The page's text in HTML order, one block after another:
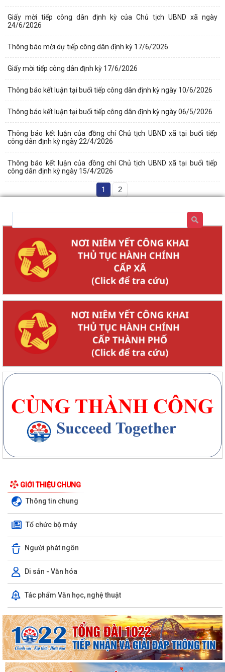
Giấy mời tiếp công dân định kỳ của Chủ tịch UBND xã ngày
24/6/2026
Thông báo mời dự tiếp công dân định kỳ 17/6/2026
Giấy mời tiếp công dân định kỳ 17/6/2026
Thông báo kết luận tại buổi tiếp công dân định kỳ ngày 10/6/2026
Thông báo kết luận tại buổi tiếp công dân định kỳ ngày 06/5/2026
Thông báo kết luận của đồng chí Chủ tịch UBND xã tại buổi tiếp
công dân định kỳ ngày 22/4/2026
Thông báo kết luận của đồng chí Chủ tịch UBND xã tại buổi tiếp
công dân định kỳ ngày 15/4/2026
1 2
GIỚI THIỆU CHUNG
Thông tin chung
Tổ chức bộ máy
Người phát ngôn
Di sản - Văn hóa
Tác phẩm Văn học, nghệ thuật
Thông báo 195/TB-UBND, về việc niêm yết công khai Quyết định số
2370/2026/QĐ-UBND, ngày 27/7/2026...
Thông báo 187/TB-UBND, về việc niêm yết công khai Quyết định
59/2026/QĐ-UBND, ngày 21/7/2026 của...
Thông báo 188/TB-UBND, về việc niêm yết công khai Quyết định
60/2026/QĐ-UBND, ngày 21/7/2026 của...